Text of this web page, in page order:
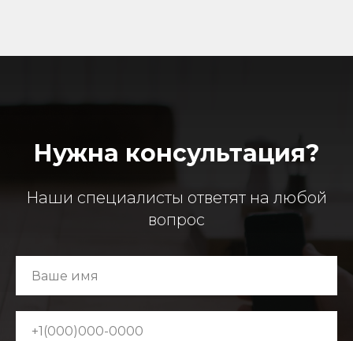
Нужна консультация?
Наши специалисты ответят на любой
вопрос